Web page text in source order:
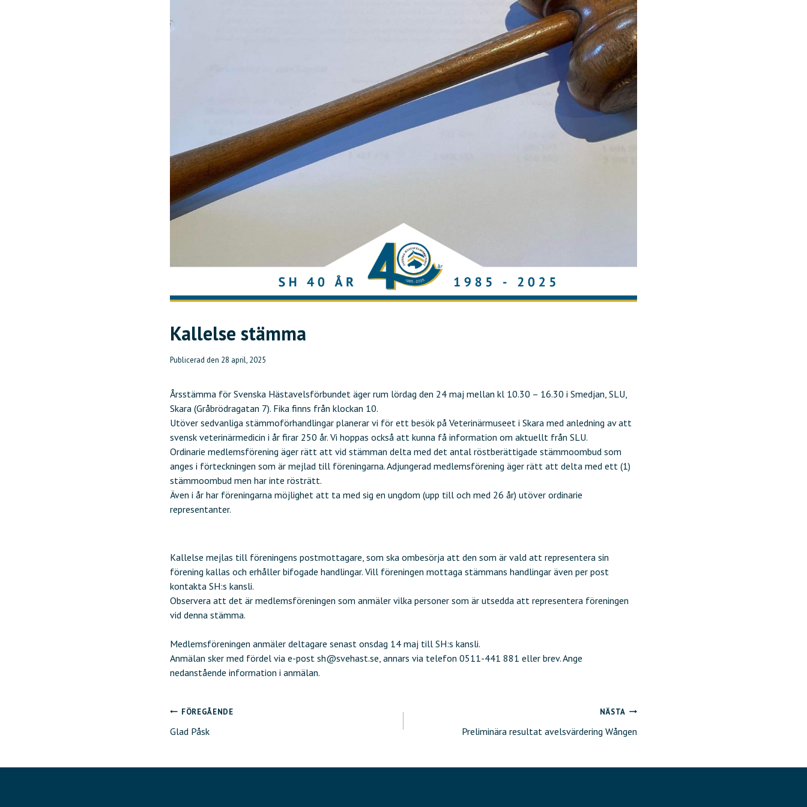
Kallelse stämma
Publicerad den 28 april, 2025
Årsstämma för Svenska Hästavelsförbundet äger rum lördag den 24 maj mellan kl 10.30 – 16.30 i Smedjan, SLU,
Skara (Gråbrödragatan 7). Fika finns från klockan 10.
Utöver sedvanliga stämmoförhandlingar planerar vi för ett besök på Veterinärmuseet i Skara med anledning av att
svensk veterinärmedicin i år firar 250 år. Vi hoppas också att kunna få information om aktuellt från SLU.
Ordinarie medlemsförening äger rätt att vid stämman delta med det antal röstberättigade stämmoombud som
anges i förteckningen som är mejlad till föreningarna. Adjungerad medlemsförening äger rätt att delta med ett (1)
stämmoombud men har inte rösträtt.
Även i år har föreningarna möjlighet att ta med sig en ungdom (upp till och med 26 år) utöver ordinarie
representanter.
Kallelse mejlas till föreningens postmottagare, som ska ombesörja att den som är vald att representera sin
förening kallas och erhåller bifogade handlingar. Vill föreningen mottaga stämmans handlingar även per post
kontakta SH:s kansli.
Observera att det är medlemsföreningen som anmäler vilka personer som är utsedda att representera föreningen
vid denna stämma.
Medlemsföreningen anmäler deltagare senast onsdag 14 maj till SH:s kansli.
Anmälan sker med fördel via e-post sh@svehast.se, annars via telefon 0511-441 881 eller brev. Ange
nedanstående information i anmälan.
Inläggsnavigering
FÖREGÅENDE
Glad Påsk
NÄSTA
Preliminära resultat avelsvärdering Wången